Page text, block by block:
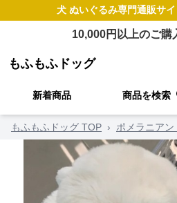
犬 ぬいぐるみ専門通販サイ
10,000円以上のご購
もふもふドッグ
新着商品 商品を検索
もふもふドッグ TOP › ポメラニア